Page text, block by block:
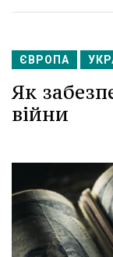
ЄВРОПА
Як
війни